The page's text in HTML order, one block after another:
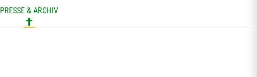
PRESSE & ARCHIV